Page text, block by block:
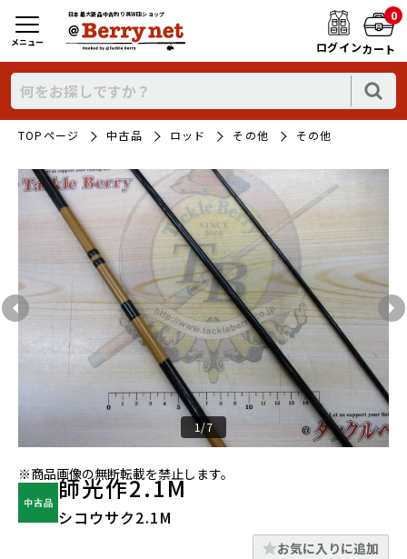
日本最大新品中古釣り具WEBショップ
ログイン
0
カート
メニュー
TOPページ 中古品 ロッド その他 その他
1/7
※商品画像の無断転載を禁止します。
師光作2.1M
シコウサク2.1M
お気に入りに追加